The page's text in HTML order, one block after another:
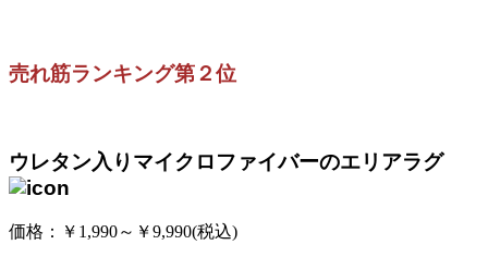
売れ筋ランキング第２位
ウレタン入りマイクロファイバーのエリアラグ
価格：￥1,990～￥9,990(税込)